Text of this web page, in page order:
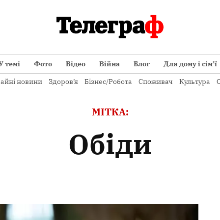
темі Фото Відео Війна Блог Для дому і сім’ї
новини Здоров’я Бізнес/Робота Споживач Культура
МІТКА:
обіди